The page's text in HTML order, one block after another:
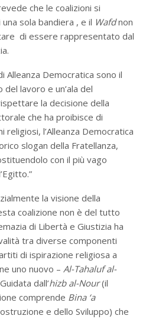
che le coalizioni si
sola bandiera , e il Wafdnon
di essere rappresentato dal
Alleanza Democratica sono il
lavoro e un’ala del
la decisione della
che ha proibisce di
religiosi, l’Alleanza Democratica
slogan della Fratellanza,
con il più vago
la visione della
coalizione non è del tutto
di Libertà e Giustizia ha
tra diverse componenti
di ispirazione religiosa a
uno nuovo – Al-Tahaluf al-
dall’hizb al-Nour(il
comprende Bina ‘a
e dello Sviluppo) che